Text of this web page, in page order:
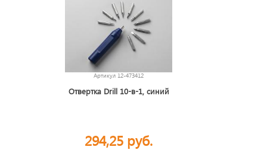
Артикул 12-473412
Отвертка Drill 10-в-1, синий
294,25 руб.